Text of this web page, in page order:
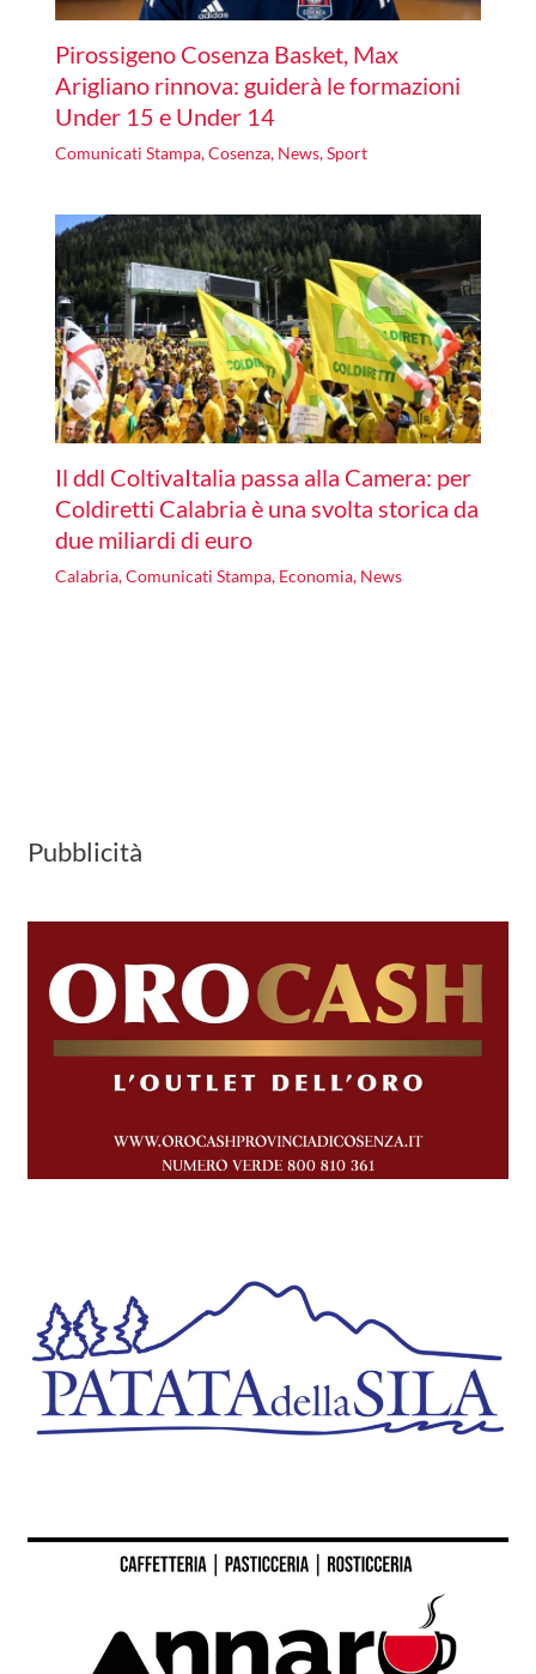
Pirossigeno Cosenza Basket, Max
Arigliano rinnova: guiderà le formazioni
Under 15 e Under 14
Comunicati Stampa,Cosenza, News,Sport
Il ddl ColtivaItalia passa alla Camera: per
Coldiretti Calabria è una svolta storica da
due miliardi di euro
Calabria,Comunicati Stampa, Economia, News
Pubblicità